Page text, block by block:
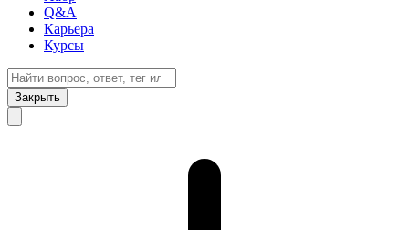
Q&A
Карьера
Курсы
Закрыть